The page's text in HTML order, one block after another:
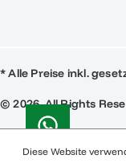
* Alle Preise inkl.
© 2026, All Rights
Diese Website